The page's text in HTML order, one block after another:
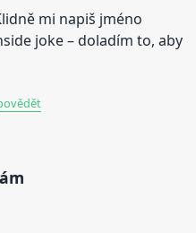
mi napiš jméno
joke – doladím to, aby